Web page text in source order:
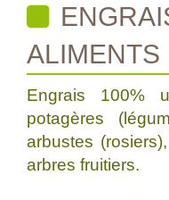
ALIMENTS
Engrais 100%
potagères
arbustes
arbres fruitiers.